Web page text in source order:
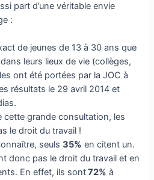
part d’une véritable envie
:
de jeunes de 13 à 30 ans que
leurs lieux de vie (collèges,
ont été portées par la JOC à
résultats le 29 avril 2014 et
cette grande consultation, les
le droit du travail !
seuls35% en citent un.
donc pas le droit du travail et en
En effet, ils sont72% à